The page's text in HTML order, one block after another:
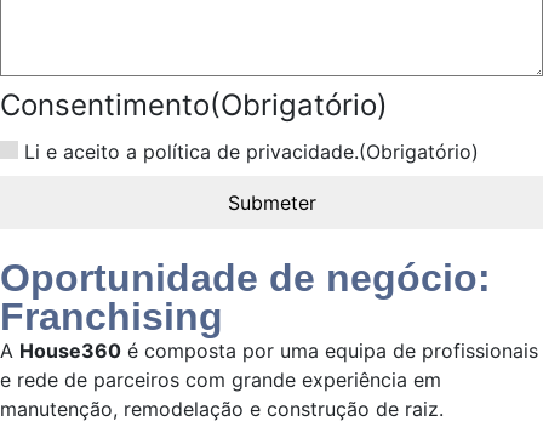
Consentimento(Obrigatório)
Li e aceito a política de privacidade.(Obrigatório)
Oportunidade de negócio:
Franchising
A House360 é composta por uma equipa de profissionais
e rede de parceiros com grande experiência em
manutenção, remodelação e construção de raiz.